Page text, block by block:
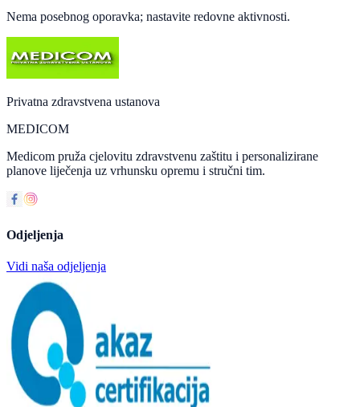
Nema posebnog oporavka; nastavite redovne aktivnosti.
Privatna zdravstvena ustanova
MEDICOM
Medicom pruža cjelovitu zdravstvenu zaštitu i personalizirane
planove liječenja uz vrhunsku opremu i stručni tim.
Odjeljenja
Vidi naša odjeljenja